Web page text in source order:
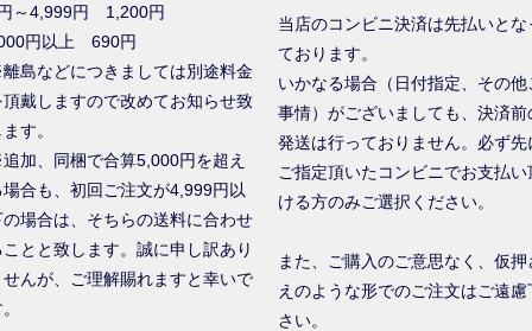
～4,999円 1,200円
円以上 690円
島などにつきましては別途料金
頂戴しますので改めてお知らせ致
す。
加、同梱で合算5,000円を超え
場合も、初回ご注文が4,999円以
の場合は、そちらの送料に合わせ
ことと致します。誠に申し訳あり
せんが、ご理解賜れますと幸いで
当店のコンビニ決済は先払いとな
ております。
いかなる場合（日付指定、その他
事情）がございましても、決済前
発送は行っておりません。必ず先
ご指定頂いたコンビニでお支払い
ける方のみご選択ください。
また、ご購入のご意思なく、仮押
えのような形でのご注文はご遠慮
さい。